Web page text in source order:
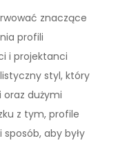
znaczące
profili
i projektanci
styl, który
dużymi
z tym, profile
aby były